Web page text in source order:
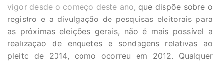
vigor desde o começo deste ano, que dispõe sobre o
registro e a divulgação de pesquisas eleitorais para
as próximas eleições gerais, não é mais possível a
realização de enquetes e sondagens relativas ao
pleito de 2014, como ocorreu em 2012. Qualquer